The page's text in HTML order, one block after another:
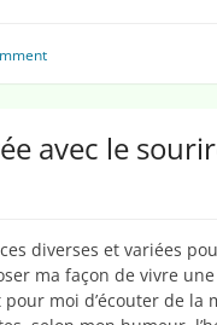
avec le
diverses et variées
ma façon de vivre
moi d’écouter de la